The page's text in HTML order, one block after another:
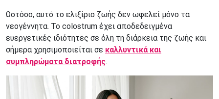
Ωστόσο, αυτό το ελιξίριο ζωής δεν ωφελεί μόνο τα
νεογέννητα. Το colostrum έχει αποδεδειγμένα
ευεργετικές ιδιότητες σε όλη τη διάρκεια της ζωής και
σήμερα χρησιμοποιείται σε καλλυντικά και
συμπληρώματα διατροφής.